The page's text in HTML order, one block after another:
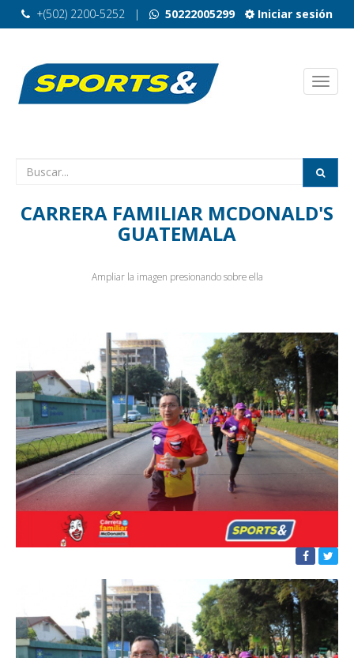
Iniciar sesión
+(502) 2200-5252 | 50222005299
CARRERA FAMILIAR MCDONALD'S
GUATEMALA
Ampliar la imagen presionando sobre ella